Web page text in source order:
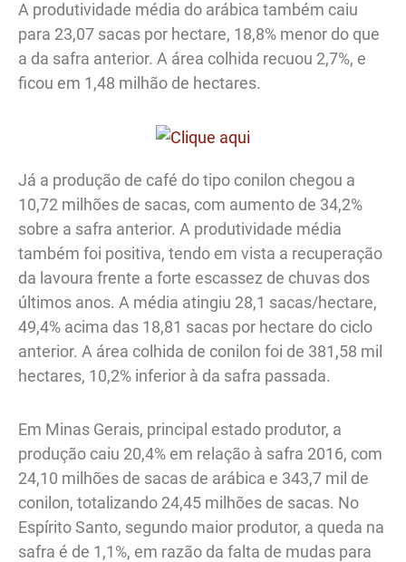
A produtividade média do arábica também caiu
para 23,07 sacas por hectare, 18,8% menor do que
a da safra anterior. A área colhida recuou 2,7%, e
ficou em 1,48 milhão de hectares.
Já a produção de café do tipo conilon chegou a
10,72 milhões de sacas, com aumento de 34,2%
sobre a safra anterior. A produtividade média
também foi positiva, tendo em vista a recuperação
da lavoura frente a forte escassez de chuvas dos
últimos anos. A média atingiu 28,1 sacas/hectare,
49,4% acima das 18,81 sacas por hectare do ciclo
anterior. A área colhida de conilon foi de 381,58 mil
hectares, 10,2% inferior à da safra passada.
Em Minas Gerais, principal estado produtor, a
produção caiu 20,4% em relação à safra 2016, com
24,10 milhões de sacas de arábica e 343,7 mil de
conilon, totalizando 24,45 milhões de sacas. No
Espírito Santo, segundo maior produtor, a queda na
safra é de 1,1%, em razão da falta de mudas para